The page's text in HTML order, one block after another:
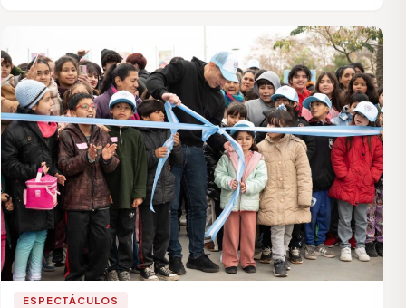
ESPECTÁCULOS